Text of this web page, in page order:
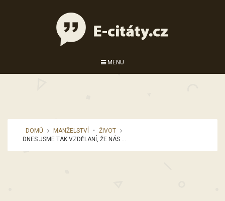
MENU
DOMŮ MANŽELSTVÍ •
ŽIVOT
DNES JSME TAK VZDĚLANÍ, ŽE NÁS ...